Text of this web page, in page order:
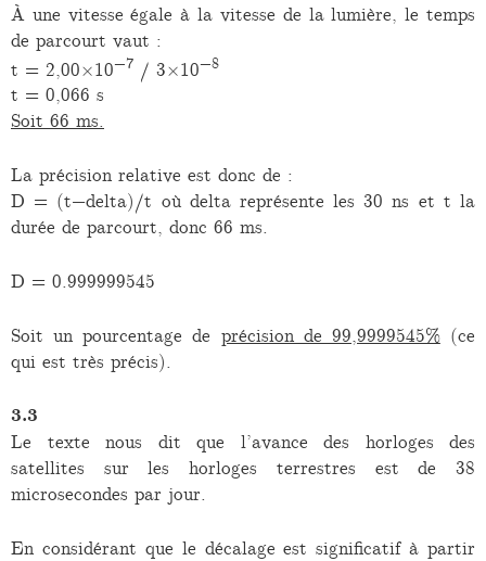
À une vitesse égale à la vitesse de la lumière, le temps
de parcourt vaut :
t = 2,00×10−7 / 3×10−8
t = 0,066 s
Soit 66 ms.
La précision relative est donc de :
D = (t−delta)/t où delta représente les 30 ns et t la
durée de parcourt, donc 66 ms.
D = 0.999999545
Soit un pourcentage de précision de 99,9999545%(ce
qui est très précis).
3.3
Le texte nous dit que l’avance des horloges des
satellites sur les horloges terrestres est de 38
microsecondes par jour.
En considérant que le décalage est significatif à partir